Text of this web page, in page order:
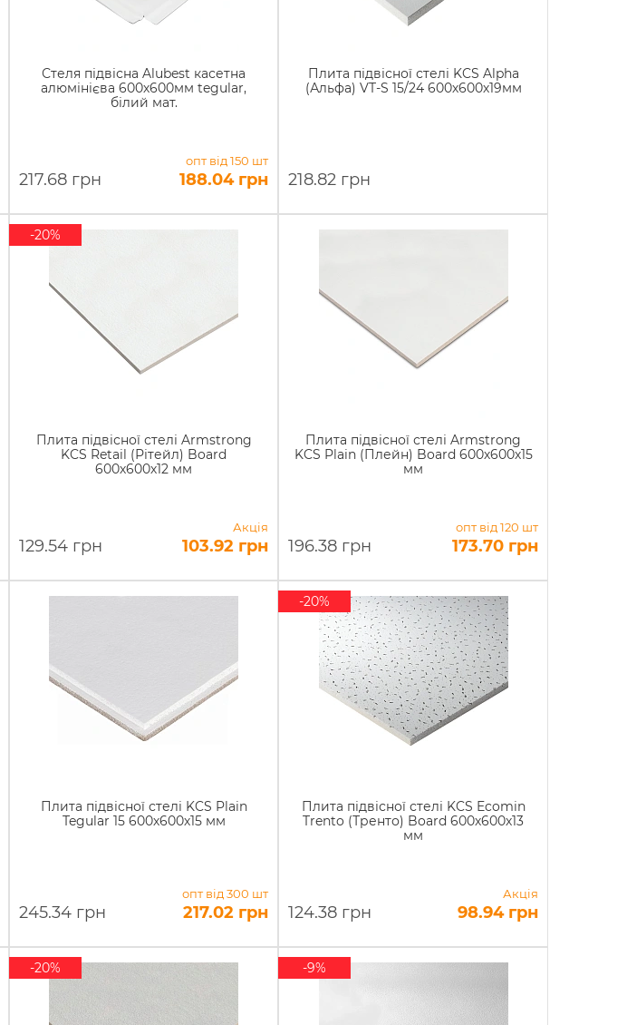
Стеля підвісна Alubest касетна
алюмінієва 600х600мм tegular,
білий мат.
217.68 грн
опт від 150 шт
188.04 грн
Плита підвісної стелі KCS Alpha
(Альфа) VT-S 15/24 600х600х19мм
218.82 грн
Плита підвісної стелі Armstrong
KCS Retail (Рітейл) Board
600х600х12 мм
-20%
129.54 грн
Акція
103.92 грн
Плита підвісної стелі Armstrong
KCS Plain (Плейн) Board 600х600х15
мм
196.38 грн
опт від 120 шт
173.70 грн
Плита підвісної стелі KCS Plain
Tegular 15 600х600х15 мм
245.34 грн
опт від 300 шт
217.02 грн
Плита підвісної стелі KCS Ecomin
Trento (Тренто) Board 600х600х13
мм
-20%
124.38 грн
Акція
98.94 грн
-20% -9%